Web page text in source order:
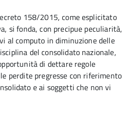
158/2015, come esplicitato
si fonda, con precipue peculiarità,
al computo in diminuzione delle
del consolidato nazionale,
di dettare regole
perdite pregresse con riferimento
e ai soggetti che non vi